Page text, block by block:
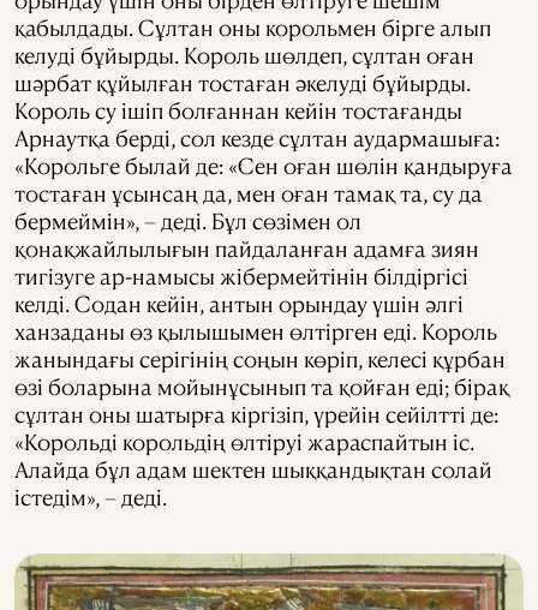
қабылдады. Сұлтан оны корольмен бірге алып
келуді бұйырды. Король шөлдеп, сұлтан оған
шәрбат құйылған тостаған әкелуді бұйырды.
Король су ішіп болғаннан кейін тостағанды
Арнаутқа берді, сол кезде сұлтан аудармашыға:
«Корольге былай де: «Сен оған шөлін қандыруға
тостаған ұсынсаң да, мен оған тамақ та, су да
бермеймін», – деді. Бұл сөзімен ол
қонақжайлылығын пайдаланған адамға зиян
тигізуге ар-намысы жібермейтінін білдіргісі
келді. Содан кейін, антын орындау үшін әлгі
ханзаданы өз қылышымен өлтірген еді. Король
жанындағы серігінің соңын көріп, келесі құрбан
өзі боларына мойынұсынып та қойған еді; бірақ
сұлтан оны шатырға кіргізіп, үрейін сейілтті де:
«Корольді корольдің өлтіруі жараспайтын іс.
Алайда бұл адам шектен шыққандықтан солай
істедім», – деді.